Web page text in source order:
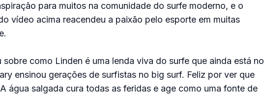
para muitos na comunidade do surfe moderno, e o
vídeo acima reacendeu a paixão pelo esporte em muitas
como Linden é uma lenda viva do surfe que ainda está no
ensinou gerações de surfistas no big surf. Feliz por ver que
água salgada cura todas as feridas e age como uma fonte de